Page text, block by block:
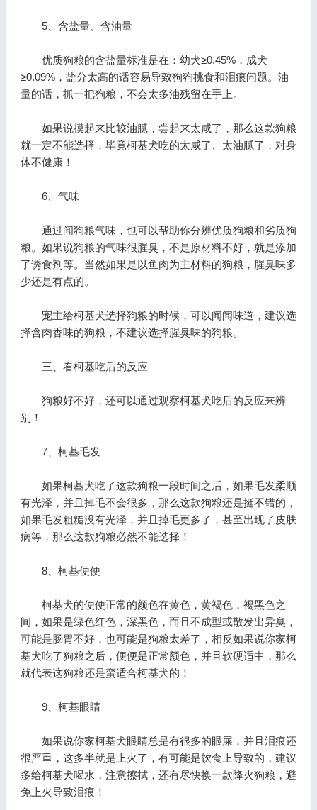
5、含盐量、含油量
优质狗粮的含盐量标准是在：幼犬≥0.45%，成犬
≥0.09%，盐分太高的话容易导致狗狗挑食和泪痕问题。油
量的话，抓一把狗粮，不会太多油残留在手上。
如果说摸起来比较油腻，尝起来太咸了，那么这款狗粮
就一定不能选择，毕竟柯基犬吃的太咸了、太油腻了，对身
体不健康！
6、气味
通过闻狗粮气味，也可以帮助你分辨优质狗粮和劣质狗
粮。如果说狗粮的气味很腥臭，不是原材料不好，就是添加
了诱食剂等。当然如果是以鱼肉为主材料的狗粮，腥臭味多
少还是有点的。
宠主给柯基犬选择狗粮的时候，可以闻闻味道，建议选
择含肉香味的狗粮，不建议选择腥臭味的狗粮。
三、看柯基吃后的反应
狗粮好不好，还可以通过观察柯基犬吃后的反应来辨
别！
7、柯基毛发
如果柯基犬吃了这款狗粮一段时间之后，如果毛发柔顺
有光泽，并且掉毛不会很多，那么这款狗粮还是挺不错的，
如果毛发粗糙没有光泽，并且掉毛更多了，甚至出现了皮肤
病等，那么这款狗粮必然不能选择！
8、柯基便便
柯基犬的便便正常的颜色在黄色，黄褐色，褐黑色之
间，如果是绿色红色，深黑色，而且不成型或散发出异臭，
可能是肠胃不好，也可能是狗粮太差了，相反如果说你家柯
基犬吃了狗粮之后，便便是正常颜色，并且软硬适中，那么
就代表这狗粮还是蛮适合柯基犬的！
9、柯基眼睛
如果说你家柯基犬眼睛总是有很多的眼屎，并且泪痕还
很严重，这多半就是上火了，有可能是饮食上导致的，建议
多给柯基犬喝水，注意擦拭，还有尽快换一款降火狗粮，避
免上火导致泪痕！